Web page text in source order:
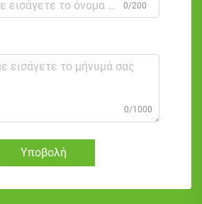
0/200
0/1000
Υποβολή